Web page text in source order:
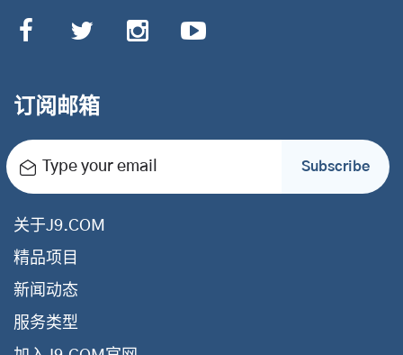
订阅邮箱
Type your email Subscribe
关于J9.COM
精品项目
新闻动态
服务类型